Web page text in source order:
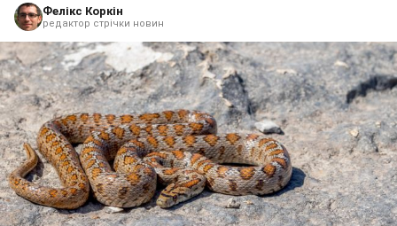
Фелікс Коркін
редактор стрічки новин